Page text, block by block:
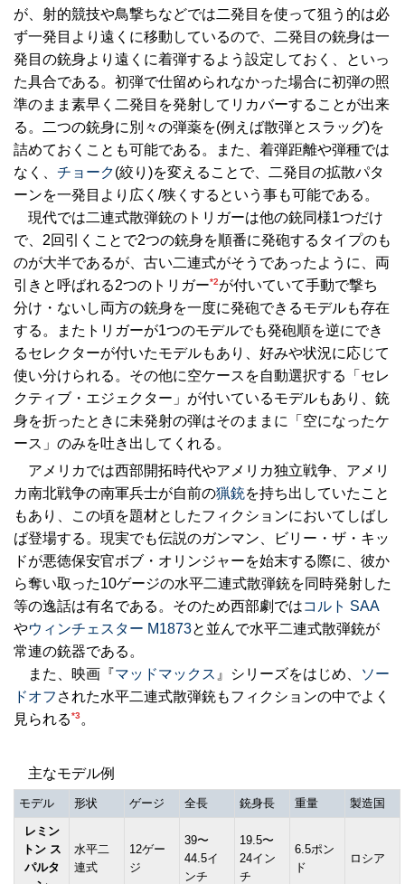
が、射的競技や鳥撃ちなどでは二発目を使って狙う的は必
ず一発目より遠くに移動しているので、二発目の銃身は一
発目の銃身より遠くに着弾するよう設定しておく、といっ
た具合である。初弾で仕留められなかった場合に初弾の照
準のまま素早く二発目を発射してリカバーすることが出来
る。二つの銃身に別々の弾薬を(例えば散弾とスラッグ)を
詰めておくことも可能である。また、着弾距離や弾種では
なく、 チョーク(絞り)を変えることで、二発目の拡散パタ
ーンを一発目より広く/狭くするという事も可能である。
現代では二連式散弾銃のトリガーは他の銃同様1つだけ
で、2回引くことで2つの銃身を順番に発砲するタイプのも
のが大半であるが、古い二連式がそうであったように、両
引きと呼ばれる2つのトリガー*2が付いていて手動で撃ち
分け・ないし両方の銃身を一度に発砲できるモデルも存在
する。またトリガーが1つのモデルでも発砲順を逆にでき
るセレクターが付いたモデルもあり、好みや状況に応じて
使い分けられる。その他に空ケースを自動選択する「セレ
クティブ・エジェクター」が付いているモデルもあり、銃
身を折ったときに未発射の弾はそのままに「空になったケ
ース」のみを吐き出してくれる。
アメリカでは西部開拓時代やアメリカ独立戦争、アメリ
カ南北戦争の南軍兵士が自前の猟銃を持ち出していたこと
もあり、この頃を題材としたフィクションにおいてしばし
ば登場する。現実でも伝説のガンマン、ビリー・ザ・キッ
ドが悪徳保安官ボブ・オリンジャーを始末する際に、彼か
ら奪い取った10ゲージの水平二連式散弾銃を同時発射した
等の逸話は有名である。そのため西部劇ではコルト SAA
やウィンチェスター M1873と並んで水平二連式散弾銃が
常連の銃器である。
また、映画『マッドマックス 』シリーズをはじめ、
ソー
ドオフ された水平二連式散弾銃もフィクションの中でよく
見られる*3。
主なモデル例
モデル 形状 ゲージ 全長 銃身長 重量 製造国
レミン
トン ス
パルタ
水平二
連式
12ゲー
ジ
39〜
44.5イ
ンチ
19.5〜
24イン
チ
6.5ポン
ド
ロシア